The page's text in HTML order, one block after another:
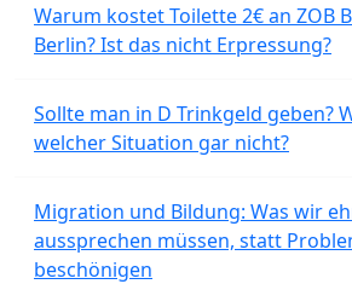
Warum kostet Toilette 2€ an ZOB
Berlin? Ist das nicht Erpressung?
Sollte man in D Trinkgeld geben?
welcher Situation gar nicht?
Migration und Bildung: Was wir
aussprechen müssen, statt
beschönigen